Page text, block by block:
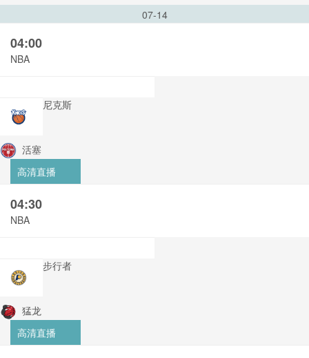
07-14
04:00
NBA
尼克斯
活塞
高清直播
04:30
NBA
步行者
猛龙
高清直播